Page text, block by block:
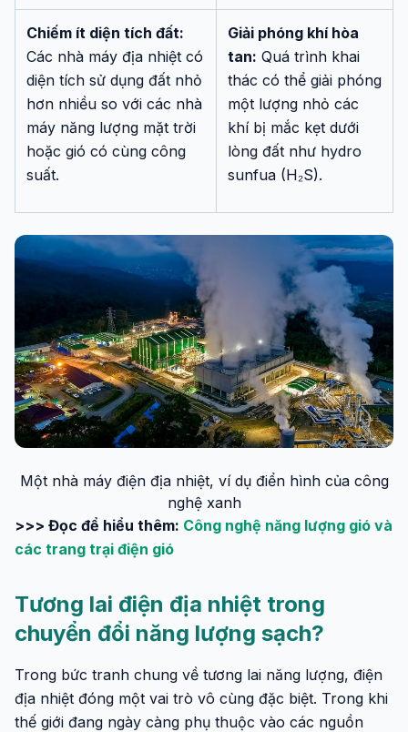
Chiếm ít diện tích đất:
Các nhà máy địa nhiệt có
diện tích sử dụng đất nhỏ
hơn nhiều so với các nhà
máy năng lượng mặt trời
hoặc gió có cùng công
suất.
Giải phóng khí hòa
tan: Quá trình khai
thác có thể giải phóng
một lượng nhỏ các
khí bị mắc kẹt dưới
lòng đất như hydro
sunfua (H₂S).
Một nhà máy điện địa nhiệt, ví dụ điển hình của công
nghệ xanh
>>> Đọc để hiểu thêm: Công nghệ năng lượng gió và
các trang trại điện gió
Tương lai điện địa nhiệt trong
chuyển đổi năng lượng sạch?
Trong bức tranh chung về tương lai năng lượng, điện
địa nhiệt đóng một vai trò vô cùng đặc biệt. Trong khi
thế giới đang ngày càng phụ thuộc vào các nguồn